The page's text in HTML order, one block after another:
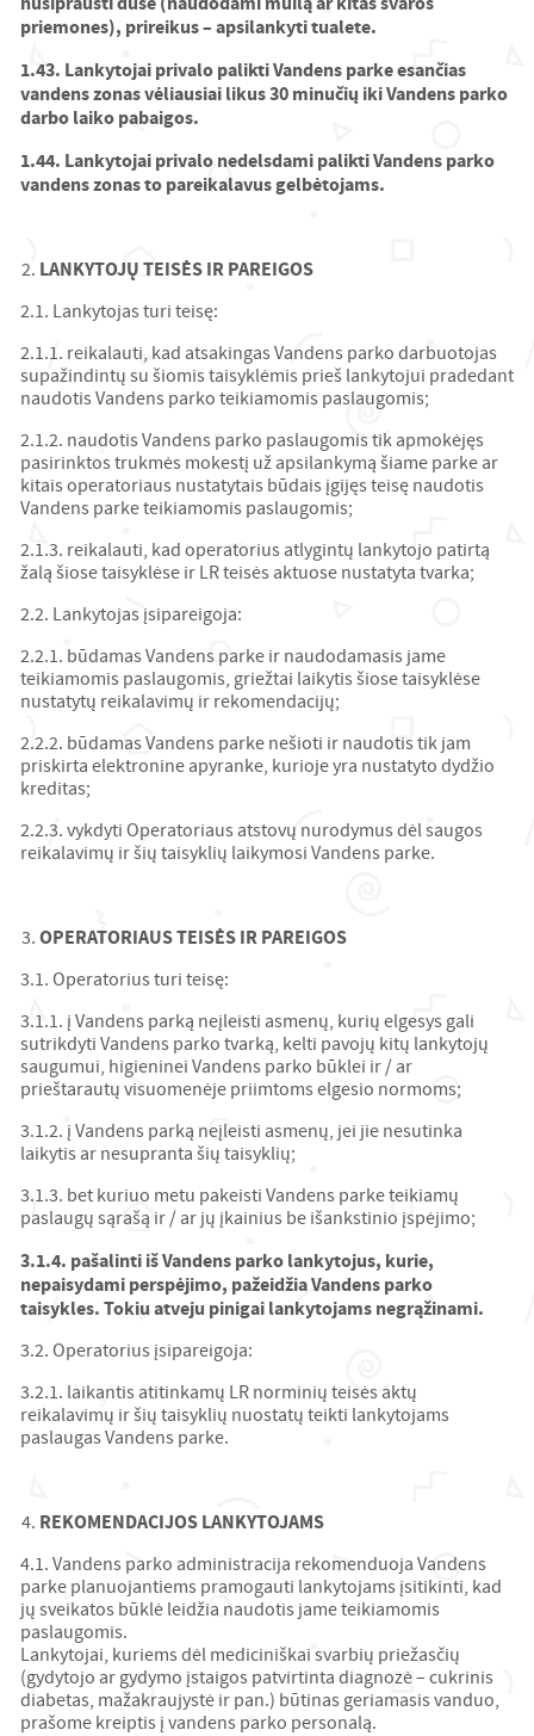
priemones), prireikus – apsilankyti tualete.
1.43. Lankytojai privalo palikti Vandens parke esančias
vandens zonas vėliausiai likus 30 minučių iki Vandens parko
darbo laiko pabaigos.
1.44. Lankytojai privalo nedelsdami palikti Vandens parko
vandens zonas to pareikalavus gelbėtojams.
LANKYTOJŲ TEISĖS IR PAREIGOS
2.1. Lankytojas turi teisę:
2.1.1. reikalauti, kad atsakingas Vandens parko darbuotojas
supažindintų su šiomis taisyklėmis prieš lankytojui pradedant
naudotis Vandens parko teikiamomis paslaugomis;
2.1.2. naudotis Vandens parko paslaugomis tik apmokėjęs
pasirinktos trukmės mokestį už apsilankymą šiame parke ar
kitais operatoriaus nustatytais būdais įgijęs teisę naudotis
Vandens parke teikiamomis paslaugomis;
2.1.3. reikalauti, kad operatorius atlygintų lankytojo patirtą
žalą šiose taisyklėse ir LR teisės aktuose nustatyta tvarka;
2.2. Lankytojas įsipareigoja:
2.2.1. būdamas Vandens parke ir naudodamasis jame
teikiamomis paslaugomis, griežtai laikytis šiose taisyklėse
nustatytų reikalavimų ir rekomendacijų;
2.2.2. būdamas Vandens parke nešioti ir naudotis tik jam
priskirta elektronine apyranke, kurioje yra nustatyto dydžio
kreditas;
2.2.3. vykdyti Operatoriaus atstovų nurodymus dėl saugos
reikalavimų ir šių taisyklių laikymosi Vandens parke.
OPERATORIAUS TEISĖS IR PAREIGOS
3.1. Operatorius turi teisę:
3.1.1. į Vandens parką neįleisti asmenų, kurių elgesys gali
sutrikdyti Vandens parko tvarką, kelti pavojų kitų lankytojų
saugumui, higieninei Vandens parko būklei ir / ar
prieštarautų visuomenėje priimtoms elgesio normoms;
3.1.2. į Vandens parką neįleisti asmenų, jei jie nesutinka
laikytis ar nesupranta šių taisyklių;
3.1.3. bet kuriuo metu pakeisti Vandens parke teikiamų
paslaugų sąrašą ir / ar jų įkainius be išankstinio įspėjimo;
3.1.4. pašalinti iš Vandens parko lankytojus, kurie,
nepaisydami perspėjimo, pažeidžia Vandens parko
taisykles. Tokiu atveju pinigai lankytojams negrąžinami.
3.2. Operatorius įsipareigoja:
3.2.1. laikantis atitinkamų LR norminių teisės aktų
reikalavimų ir šių taisyklių nuostatų teikti lankytojams
paslaugas Vandens parke.
REKOMENDACIJOS LANKYTOJAMS
4.1. Vandens parko administracija rekomenduoja Vandens
parke planuojantiems pramogauti lankytojams įsitikinti, kad
jų sveikatos būklė leidžia naudotis jame teikiamomis
paslaugomis.
Lankytojai, kuriems dėl mediciniškai svarbių priežasčių
(gydytojo ar gydymo įstaigos patvirtinta diagnozė – cukrinis
diabetas, mažakraujystė ir pan.) būtinas geriamasis vanduo,
prašome kreiptis į vandens parko personalą.